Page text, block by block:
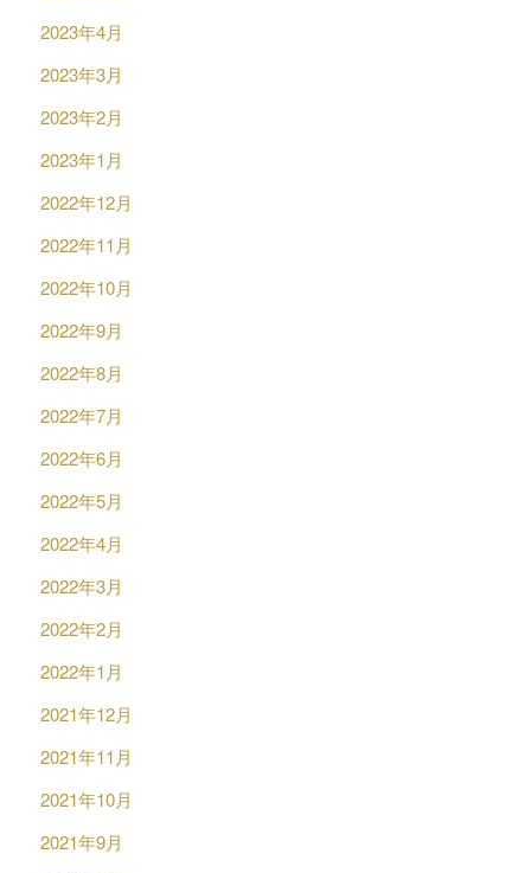
2023年4月
2023年3月
2023年2月
2023年1月
2022年12月
2022年11月
2022年10月
2022年9月
2022年8月
2022年7月
2022年6月
2022年5月
2022年4月
2022年3月
2022年2月
2022年1月
2021年12月
2021年11月
2021年10月
2021年9月